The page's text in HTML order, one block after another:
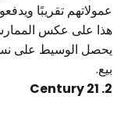
عمولاتهم تقريبًا
هذا على عكس
يحصل الوسيط على
بيع.
2. Century 21